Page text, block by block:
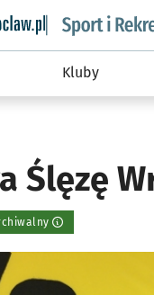
Kluby
Ślęzę